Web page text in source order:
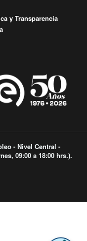
y Transparencia
- Nivel Central -
09:00 a 18:00 hrs.).